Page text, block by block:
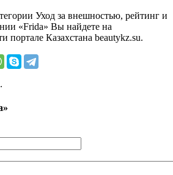
Уход за внешностью, рейтинг и
«Frida» Вы найдете на
Казахстана beautykz.su.